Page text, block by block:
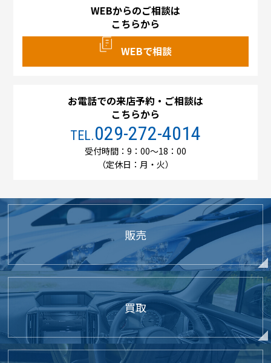
WEBからのご相談は
こちらから
WEBで相談
お電話での来店予約・ご相談は
こちらから
TEL.029-272-4014
受付時間：9：00～18：00
（定休日：月・火）
販売
買取